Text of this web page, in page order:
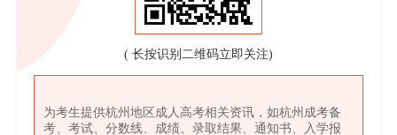
( 长按识别二维码立即关注)
为考生提供杭州地区成人高考相关资讯，如杭州成考备
考、考试、分数线、成绩、录取结果、通知书、入学报